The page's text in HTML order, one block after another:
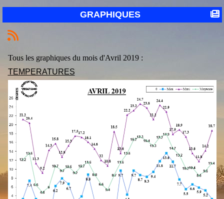
GRAPHIQUES
Tous les graphiques du mois d'Avril 2019 :
TEMPERATURES